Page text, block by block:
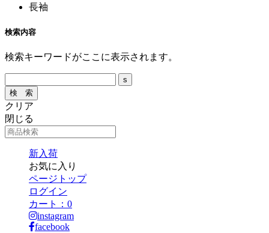
長袖
検索内容
検索キーワードがここに表示されます。
クリア
閉じる
新入荷
お気に入り
ページトップ
ログイン
カート： 0
instagram
facebook